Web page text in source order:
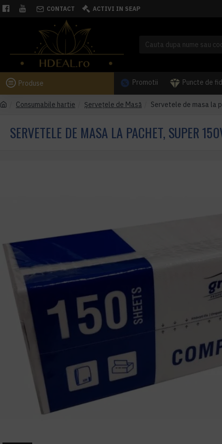
CONTACT ACTIVI IN SEAP
Produse Promotii Puncte de
Consumabile hartie Șervețele de Masă Servetele de masa la
SERVETELE DE MASA LA PACHET, SUPER